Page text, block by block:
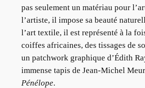
pas seulement un matériau pour
l’artiste, il impose sa beauté
l’art textile, il est représenté à la
coiffes africaines, des tissages de
un patchwork graphique d’Édith
immense tapis de Jean-Michel
Pénélope.